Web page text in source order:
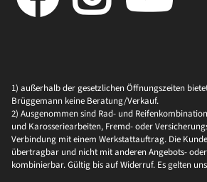
1) außerhalb der gesetzlichen Öffnungszeiten
Brüggemann keine Beratung/Verkauf.
2) Ausgenommen sind Rad- und
und Karosseriearbeiten, Fremd- oder
Verbindung mit einem Werkstattauftrag. Die
übertragbar und nicht mit anderen Angebots-
kombinierbar. Gültig bis auf Widerruf. Es gelten